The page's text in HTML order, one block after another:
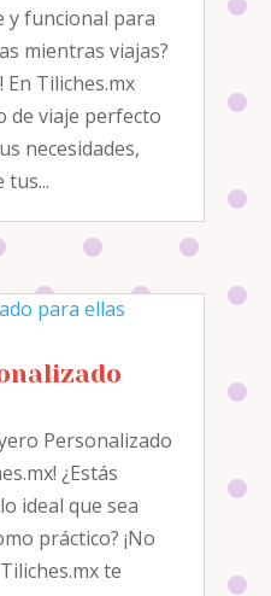
y funcional para
mientras viajas?
En Tiliches.mx
de viaje perfecto
necesidades,
Personalizado
¿Estás
ideal que sea
práctico? ¡No
te